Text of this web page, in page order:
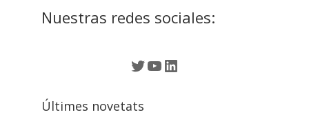
Nuestras redes sociales:
Twitter
YouTube
LinkedIn
Últimes novetats